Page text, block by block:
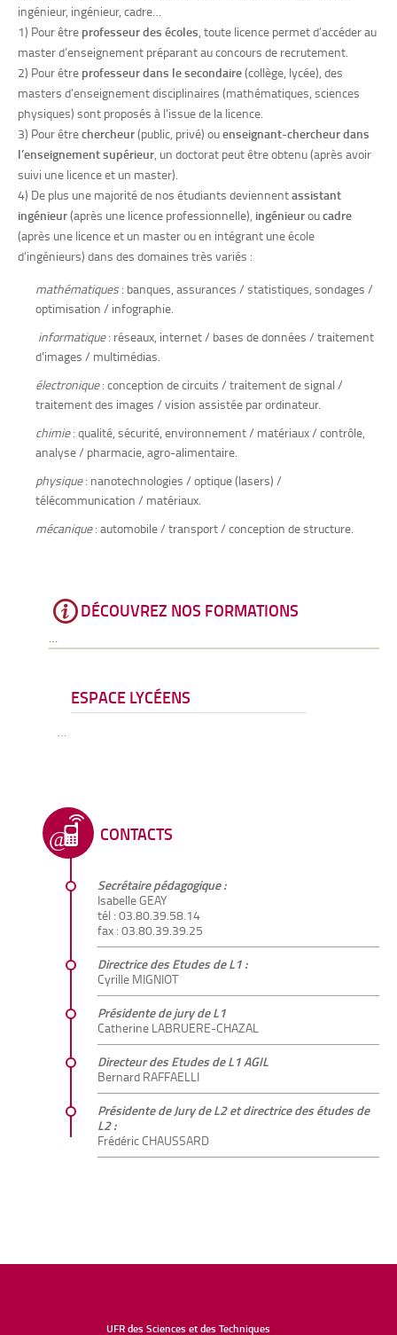
ingénieur, ingénieur, cadre…
1) Pour être professeur des écoles , toute licence permet d’accéder au
master d’enseignement préparant au concours de recrutement.
2) Pour être professeur dans le secondaire(collège, lycée), des
masters d’enseignement disciplinaires (mathématiques, sciences
physiques) sont proposés à l’issue de la licence.
3) Pour êtrechercheur(public, privé) ouenseignant-chercheur dans
l’enseignement supérieur , un doctorat peut être obtenu (après avoir
suivi une licence et un master).
4) De plus une majorité de nos étudiants deviennentassistant
ingénieur(après une licence professionnelle), ingénieuroucadre
(après une licence et un master ou en intégrant une école
d’ingénieurs) dans des domaines très variés :
mathématiques: banques, assurances / statistiques, sondages /
optimisation / infographie.
informatique: réseaux, internet / bases de données / traitement
d’images / multimédias.
électronique: conception de circuits / traitement de signal /
traitement des images / vision assistée par ordinateur.
chimie: qualité, sécurité, environnement / matériaux / contrôle,
analyse / pharmacie, agro-alimentaire.
physique: nanotechnologies / optique (lasers) /
télécommunication / matériaux.
mécanique: automobile / transport / conception de structure.
DÉCOUVREZ NOS FORMATIONS
ESPACE LYCÉENS
CONTACTS
Secrétaire pédagogique :
Isabelle GEAY
tél : 03.80.39.58.14
fax : 03.80.39.39.25
Directrice des Etudes de L1 :
Cyrille MIGNIOT
Présidente de jury de L1
Catherine LABRUERE-CHAZAL
Directeur des Etudes de L1 AGIL
Bernard RAFFAELLI
Présidente de Jury de L2 et directrice des études de
L2 :
Frédéric CHAUSSARD
UFR des Sciences et des Techniques